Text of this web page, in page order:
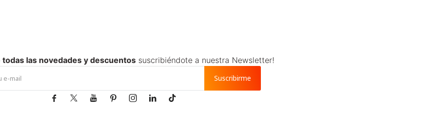
todas las novedades y descuentossuscribiéndote a nuestra Newsletter!
Suscribirme
      